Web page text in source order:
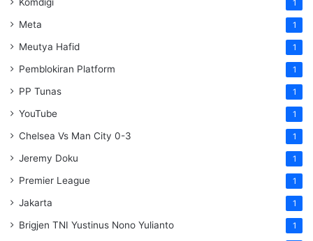
Komdigi 1
Meta 1
Meutya Hafid 1
Pemblokiran Platform 1
PP Tunas 1
YouTube 1
Chelsea Vs Man City 0-3 1
Jeremy Doku 1
Premier League 1
Jakarta 1
Brigjen TNI Yustinus Nono Yulianto 1